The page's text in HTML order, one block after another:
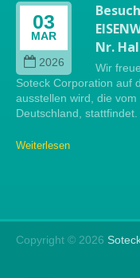
03
MAR
2026
Nr.
Wir
Soteck Corporation auf
ausstellen wird, die vom
Deutschland, stattfindet.
Weiterlesen
Copyright © 2026